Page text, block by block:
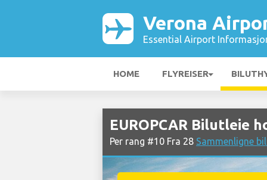
Verona
Essential Airport
HOME FLYREISER
EUROPCAR Bilutleie
Per rang #10 Fra 28 Sammenligne